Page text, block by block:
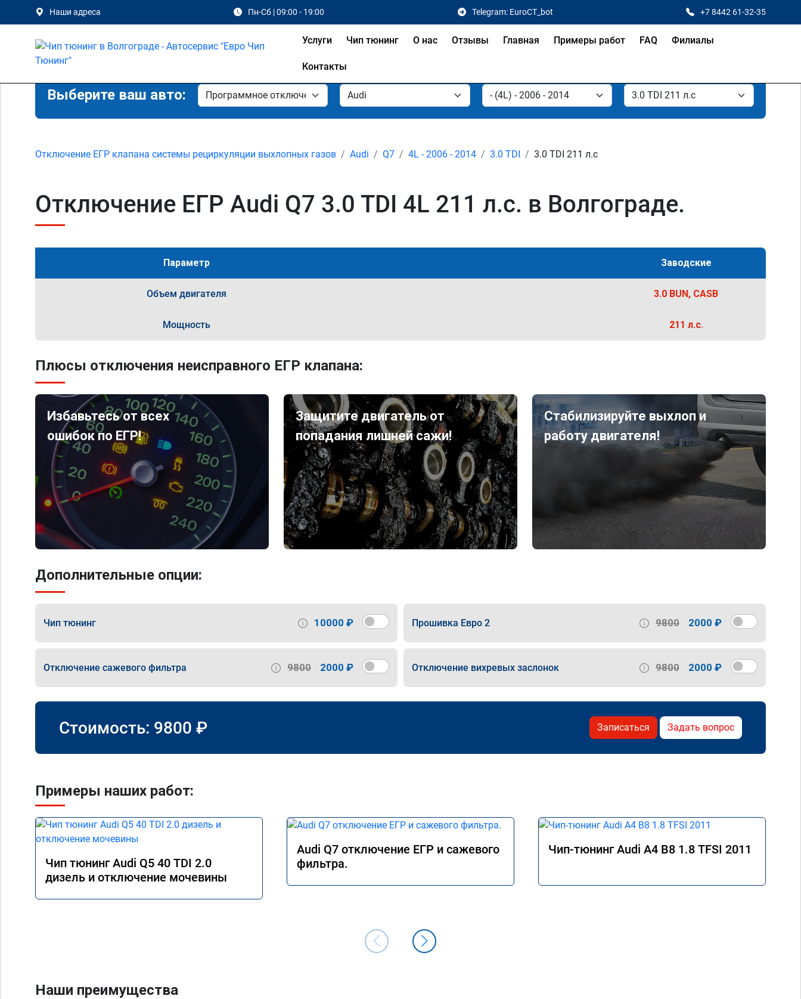
Наши адреса Пн-Сб | 09:00 - 19:00 Telegram: EuroCT_bot +7 8442 61-32-35
Услуги Чип тюнинг О нас Отзывы Главная Примеры работ FAQ Филиалы
Контакты
Выберите ваш авто:
Отключение ЕГР клапана системы рециркуляции выхлопных газов Audi Q7 4L - 2006 - 2014 3.0 TDI 3.0 TDI 211 л.с
Отключение ЕГР Audi Q7 3.0 TDI 4L 211 л.с. в Волгограде.
Параметр Заводские
Объем двигателя 3.0 BUN, CASB
Мощность 211 л.с.
Плюсы отключения неисправного ЕГР клапана:
Избавьтесь от всех
ошибок по ЕГР!
Защитите двигатель от
попадания лишней сажи!
Стабилизируйте выхлоп и
работу двигателя!
Дополнительные опции:
Чип тюнинг 10000 ₽ Прошивка Евро 2 9800 2000 ₽
Отключение сажевого фильтра 9800 2000 ₽ Отключение вихревых заслонок 9800 2000 ₽
Стоимость: 9800 ₽ Записаться Задать вопрос
Примеры наших работ:
Чип тюнинг Audi Q5 40 TDI 2.0
дизель и отключение мочевины
Audi Q7 отключение ЕГР и сажевого
фильтра.
Чип-тюнинг Audi A4 B8 1.8 TFSI 2011
Наши преимущества